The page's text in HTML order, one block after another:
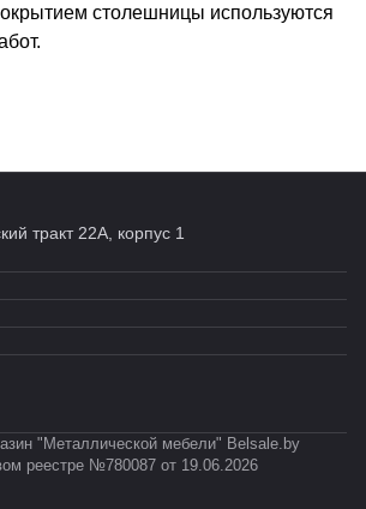
столешницы используются
тракт 22А, корпус 1
"Металлической мебели" Belsale.by
реестре №780087 от 19.06.2026